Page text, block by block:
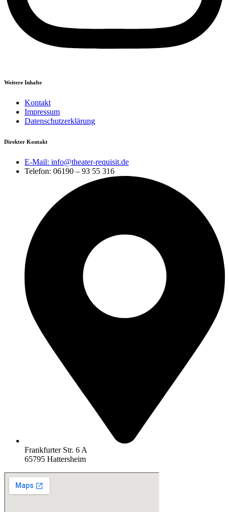
Weitere Inhalte
Kontakt
Impressum
Datenschutzerklärung
Direkter Kontakt
E-Mail: info@theater-requisit.de
Telefon: 06190 – 93 55 316
Frankfurter Str. 6 A
65795 Hattersheim